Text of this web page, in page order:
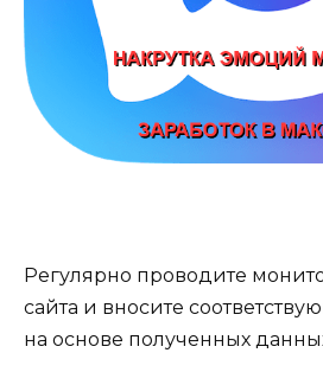
Регулярно проводите
сайта и вносите
на основе полученных